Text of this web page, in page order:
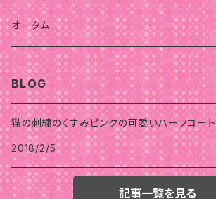
骨格スタイルナチュラル
骨格スタイルストレート
骨格スタイルウェーブ
スプリング
ストレート
ウェーブ
ナチュラル
オータム
ウェーブ
ナチュラル
ストレート
骨格スタイル
ストレート
ナチュラル
ウェーブ
ウインター
骨格スタイルウェーブ
ストレート
ウェーブ
ナチュラル
スプリング
骨格
ストレート
ナチュラル
オータム
ナチュラル
ウェーブ
パーソナルカラーオータム
骨格スタイルナチュラル
ウェーブ
ナチュラル
ウインター
ストレート
ウェーブ
ナチュラル
サマー
ストレート
ウェーブ
スプリング
ストレート
オータム
オータム
オータム
スプリング
ストレート
ナチュラル
サマー
ウインター
BLOG
猫の刺繍のくすみピンクの可愛いハーフコート
2018/2/5
記事一覧を見る